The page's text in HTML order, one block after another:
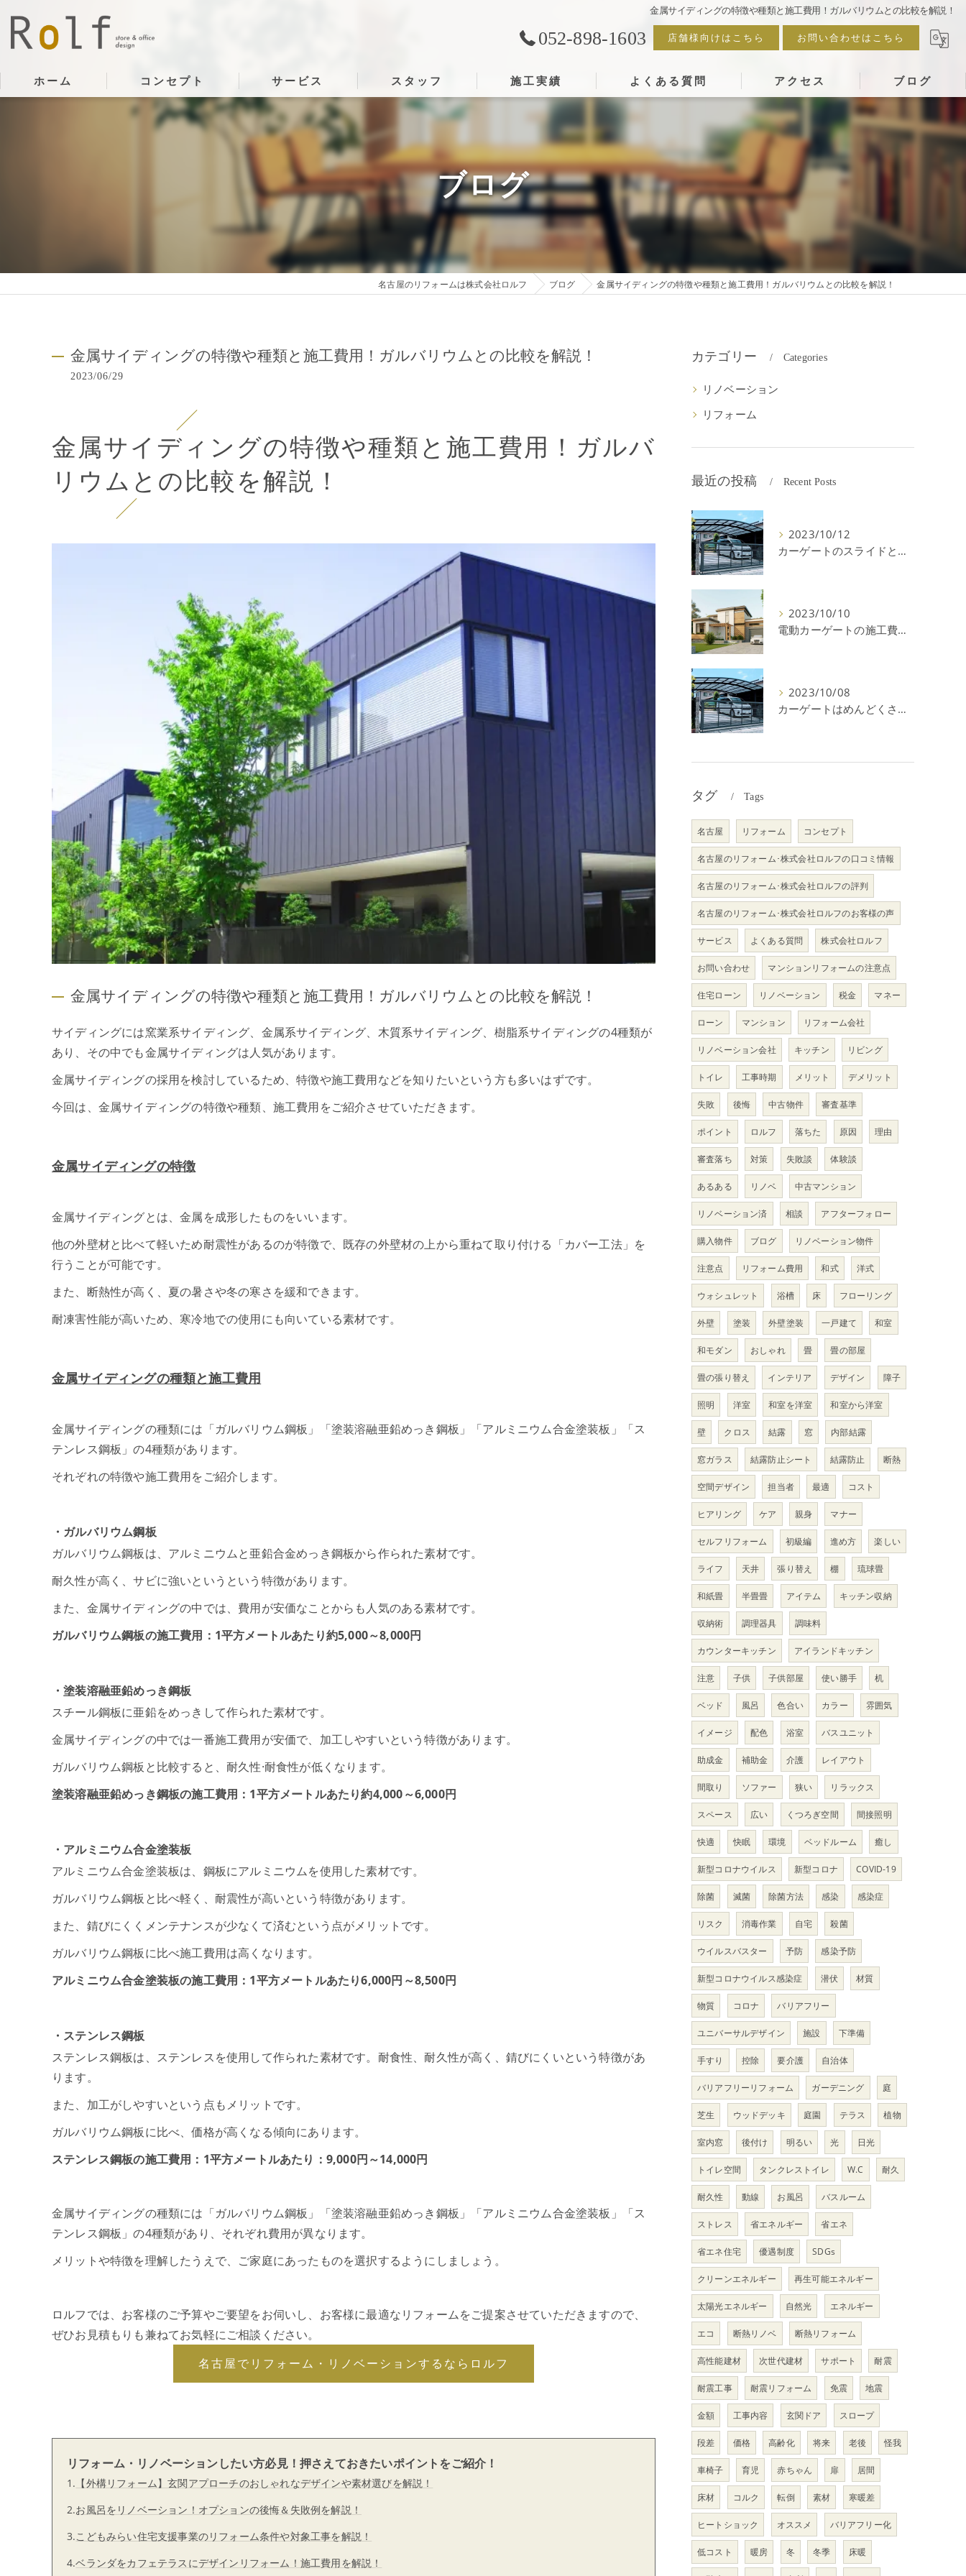
金属サイディングの特徴や種類と施工費用！ガルバリウムとの比較を解説！
052-898-1603 店舗様向けはこちら お問い合わせはこちら
ホーム コンセプト サービス スタッフ 施工実績 よくある質問 アクセス ブログ
ブログ
名古屋のリフォームは株式会社ロルフ ブログ 金属サイディングの特徴や種類と施工費用！ガルバリウムとの比較を解説！
金属サイディングの特徴や種類と施工費用！ガルバリウムとの比較を解説！
2023/06/29
金属サイディングの特徴や種類と施工費用！ガルバ
リウムとの比較を解説！
金属サイディングの特徴や種類と施工費用！ガルバリウムとの比較を解説！
サイディングには窯業系サイディング、金属系サイディング、木質系サイディング、樹脂系サイディングの4種類が
あり、その中でも金属サイディングは人気があります。
金属サイディングの採用を検討しているため、特徴や施工費用などを知りたいという方も多いはずです。
今回は、金属サイディングの特徴や種類、施工費用をご紹介させていただきます。
金属サイディングの特徴
金属サイディングとは、金属を成形したものをいいます。
他の外壁材と比べて軽いため耐震性があるのが特徴で、既存の外壁材の上から重ねて取り付ける「カバー工法」を
行うことが可能です。
また、断熱性が高く、夏の暑さや冬の寒さを緩和できます。
耐凍害性能が高いため、寒冷地での使用にも向いている素材です。
金属サイディングの種類と施工費用
金属サイディングの種類には「ガルバリウム鋼板」「塗装溶融亜鉛めっき鋼板」「アルミニウム合金塗装板」「ス
テンレス鋼板」の4種類があります。
それぞれの特徴や施工費用をご紹介します。
・ガルバリウム鋼板
ガルバリウム鋼板は、アルミニウムと亜鉛合金めっき鋼板から作られた素材です。
耐久性が高く、サビに強いというという特徴があります。
また、金属サイディングの中では、費用が安価なことからも人気のある素材です。
ガルバリウム鋼板の施工費用：1平方メートルあたり約5,000～8,000円
・塗装溶融亜鉛めっき鋼板
スチール鋼板に亜鉛をめっきして作られた素材です。
金属サイディングの中では一番施工費用が安価で、加工しやすいという特徴があります。
ガルバリウム鋼板と比較すると、耐久性·耐食性が低くなります。
塗装溶融亜鉛めっき鋼板の施工費用：1平方メートルあたり約4,000～6,000円
・アルミニウム合金塗装板
アルミニウム合金塗装板は、鋼板にアルミニウムを使用した素材です。
ガルバリウム鋼板と比べ軽く、耐震性が高いという特徴があります。
また、錆びにくくメンテナンスが少なくて済むという点がメリットです。
ガルバリウム鋼板に比べ施工費用は高くなります。
アルミニウム合金塗装板の施工費用：1平方メートルあたり6,000円～8,500円
・ステンレス鋼板
ステンレス鋼板は、ステンレスを使用して作られた素材です。耐食性、耐久性が高く、錆びにくいという特徴があ
ります。
また、加工がしやすいという点もメリットです。
ガルバリウム鋼板に比べ、価格が高くなる傾向にあります。
ステンレス鋼板の施工費用：1平方メートルあたり：9,000円～14,000円
金属サイディングの種類には「ガルバリウム鋼板」「塗装溶融亜鉛めっき鋼板」「アルミニウム合金塗装板」「ス
テンレス鋼板」の4種類があり、それぞれ費用が異なります。
メリットや特徴を理解したうえで、ご家庭にあったものを選択するようにしましょう。
ロルフでは、お客様のご予算やご要望をお伺いし、お客様に最適なリフォームをご提案させていただきますので、
ぜひお見積もりも兼ねてお気軽にご相談ください。
名古屋でリフォーム・リノベーションするならロルフ
リフォーム・リノベーションしたい方必見！押さえておきたいポイントをご紹介！
1. 【外構リフォーム】玄関アプローチのおしゃれなデザインや素材選びを解説！
2.お風呂をリノベーション！オプションの後悔＆失敗例を解説！
3.こどもみらい住宅支援事業のリフォーム条件や対象工事を解説！
4.ベランダをカフェテラスにデザインリフォーム！施工費用を解説！
カテゴリー Categories
リノベーション
リフォーム
最近の投稿 Recent Posts
2023/10/12
カーゲートのスライドと跳ね上げの違いやメリットデメリットを解説！
2023/10/10
電動カーゲートの施工費用はいくら？耐用年数や注意点を解説！
2023/10/08
カーゲートはめんどくさい＆後悔？メリット・デメリットを解説！
タグ Tags
名古屋 リフォーム コンセプト
名古屋のリフォーム･株式会社ロルフの口コミ情報
名古屋のリフォーム･株式会社ロルフの評判
名古屋のリフォーム･株式会社ロルフのお客様の声
サービス よくある質問 株式会社ロルフ
お問い合わせ マンションリフォームの注意点
住宅ローン リノベーション 税金 マネー
ローン マンション リフォーム会社
リノベーション会社 キッチン リビング
トイレ 工事時期 メリット デメリット
失敗 後悔 中古物件 審査基準
ポイント ロルフ 落ちた 原因 理由
審査落ち 対策 失敗談 体験談
あるある リノベ 中古マンション
リノベーション済 相談 アフターフォロー
購入物件 ブログ リノベーション物件
注意点 リフォーム費用 和式 洋式
ウォシュレット 浴槽 床 フローリング
外壁 塗装 外壁塗装 一戸建て 和室
和モダン おしゃれ 畳 畳の部屋
畳の張り替え インテリア デザイン 障子
照明 洋室 和室を洋室 和室から洋室
壁 クロス 結露 窓 内部結露
窓ガラス 結露防止シート 結露防止 断熱
空間デザイン 担当者 最適 コスト
ヒアリング ケア 親身 マナー
セルフリフォーム 初級編 進め方 楽しい
ライフ 天井 張り替え 棚 琉球畳
和紙畳 半畳畳 アイテム キッチン収納
収納術 調理器具 調味料
カウンターキッチン アイランドキッチン
注意 子供 子供部屋 使い勝手 机
ベッド 風呂 色合い カラー 雰囲気
イメージ 配色 浴室 バスユニット
助成金 補助金 介護 レイアウト
間取り ソファー 狭い リラックス
スペース 広い くつろぎ空間 間接照明
快適 快眠 環境 ベッドルーム 癒し
新型コロナウイルス 新型コロナ COVID-19
除菌 滅菌 除菌方法 感染 感染症
リスク 消毒作業 自宅 殺菌
ウイルスバスター 予防 感染予防
新型コロナウイルス感染症 潜伏 材質
物質 コロナ バリアフリー
ユニバーサルデザイン 施設 下準備
手すり 控除 要介護 自治体
バリアフリーリフォーム ガーデニング 庭
芝生 ウッドデッキ 庭園 テラス 植物
室内窓 後付け 明るい 光 日光
トイレ空間 タンクレストイレ W.C 耐久
耐久性 動線 お風呂 バスルーム
ストレス 省エネルギー 省エネ
省エネ住宅 優遇制度 SDGs
クリーンエネルギー 再生可能エネルギー
太陽光エネルギー 自然光 エネルギー
エコ 断熱リノベ 断熱リフォーム
高性能建材 次世代建材 サポート 耐震
耐震工事 耐震リフォーム 免震 地震
金額 工事内容 玄関ドア スロープ
段差 価格 高齢化 将来 老後 怪我
車椅子 育児 赤ちゃん 扉 居間
床材 コルク 転倒 素材 寒暖差
ヒートショック オススメ バリアフリー化
低コスト 暖房 冬 冬季 床暖